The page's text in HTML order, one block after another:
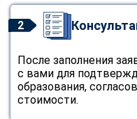
2
После заполнения
с вами для
образования,
стоимости.